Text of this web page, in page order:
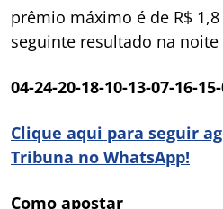
prêmio máximo é de R$
seguinte resultado na noite
04-24-20-18-10-13-07-16-
Clique aqui para seguir
Tribuna no WhatsApp!
Como apostar